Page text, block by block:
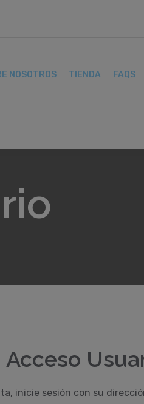
NOSOTROS TIENDA FAQS
Acceso
inicie sesión con su